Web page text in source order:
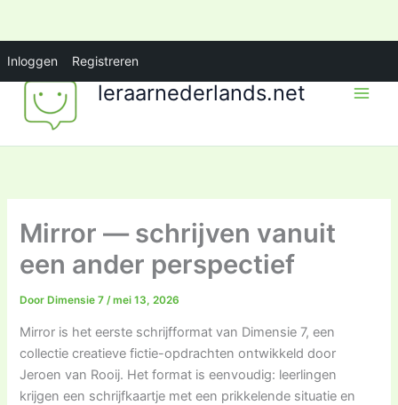
Inloggen Registreren
inhoud
leraarnederlands.net
Mirror — schrijven vanuit
een ander perspectief
Door Dimensie 7/mei 13, 2026
Mirror is het eerste schrijfformat van Dimensie 7, een
collectie creatieve fictie-opdrachten ontwikkeld door
Jeroen van Rooij. Het format is eenvoudig: leerlingen
krijgen een schrijfkaartje met een prikkelende situatie en